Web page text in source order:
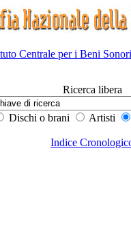
Centrale per i Beni
Ricerca libera
Dischi o brani Artisti
Indice